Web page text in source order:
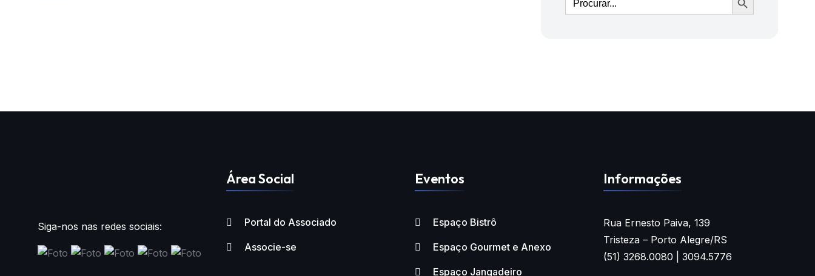
Siga-nos nas redes sociais:
Área Social
Portal do Associado
Associe-se
Eventos
Espaço Bistrô
Espaço Gourmet e Anexo
Espaço Jangadeiro
Informações
Rua Ernesto Paiva, 139
Tristeza – Porto Alegre/RS
(51) 3268.0080 | 3094.5776